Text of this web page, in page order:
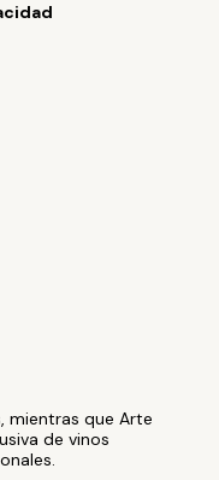
mientras que Arte
de vinos